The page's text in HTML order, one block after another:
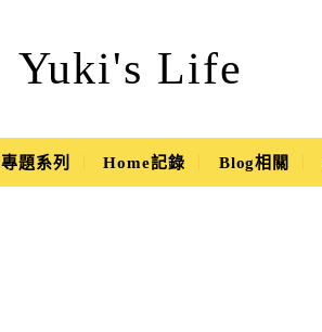
Yuki's Life
專題系列 Home記錄 Blog相關